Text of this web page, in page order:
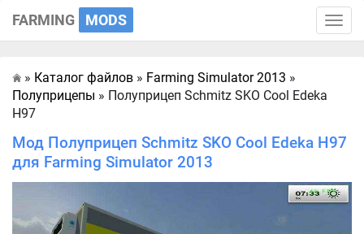
Toggle
FARMING MODS
Главная
» Каталог файлов » Farming Simulator 2013 »
Полуприцепы » Полуприцеп Schmitz SKO Cool Edeka
H97
Мод Полуприцеп Schmitz SKO Cool Edeka H97
для Farming Simulator 2013